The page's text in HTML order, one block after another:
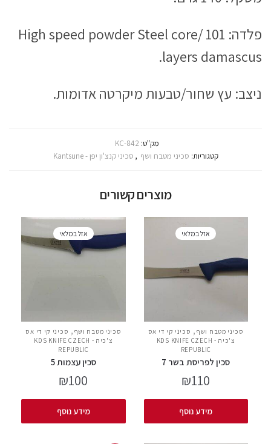
פלדה: High speed powder Steel core/ 101
layers damascus.
ניצב: עץ שחור/טבעות מיקרטה אדומות.
מק"ט: KC-842
קטגוריות: סכיני מטבח ושף , סכיני קנצ'ון יפן - Kantsune
מוצרים קשורים
אזל במלאי
סכיני מטבח ושף , סכיני קי די אס
צ'כיה - KDS KNIFE CZECH
REPUBLIC
סכין לפריסת בשר 7
₪110
מידע נוסף
אזל במלאי
סכיני מטבח ושף , סכיני קי די אס
צ'כיה - KDS KNIFE CZECH
REPUBLIC
סכין עצמות 5
₪100
מידע נוסף